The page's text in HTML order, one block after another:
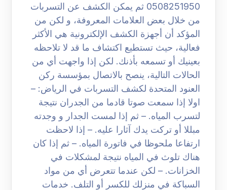
0508251950 ثم يمكن الكشف عن التسربات
من خلال بعض العلامات المعروفة، و لكن من
المؤكد أن أجهزة الكشف الإلكترونية هي الأكثر
فعالية، حيث تستطيع اكتشاف ما قد لا تلاحظه
بعينيك أو تسمعه بأذنك. لكن إذا واجهت أي من
الحالات التالية، ينصح بالاتصال بمؤسسة ركن
العنود المتحدة لكشف التسربات في الرياض: –
اولا إذا سمعت صوتا قادما من الجدران نتيجة
لتسرب المياه. – ثم إذا لمست الجدار و وجدته
مبللا أو تركت يدك آثارا عليه. – إذا لاحظت
ارتفاعا ملحوظا في فاتورة المياه. – ثم إذا كان
هناك تلوث في المياه نتيجة لمشكلات في
الخزانات. – لكن عندما تتعرض أي من مواد
السباكة في منزلك للكسر أو التلف. خدمات